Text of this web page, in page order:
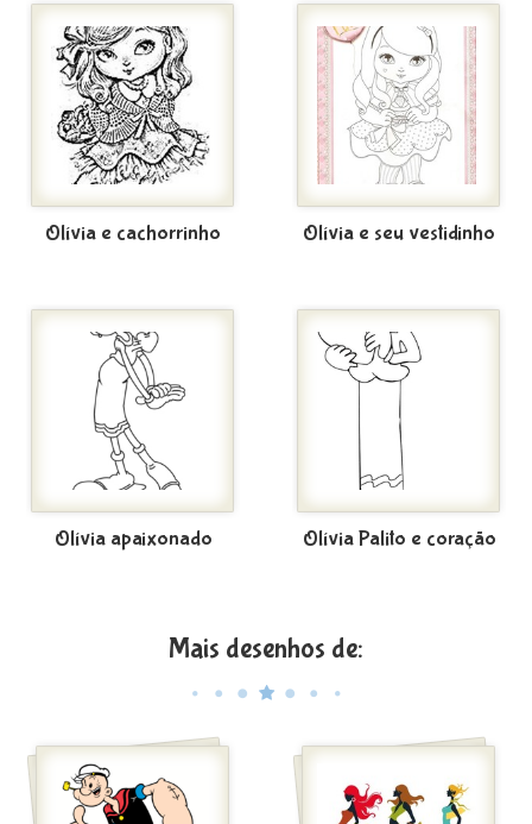
Olívia e cachorrinho Olívia e seu vestidinho
Olívia apaixonado Olívia Palito e coração
Mais desenhos de: